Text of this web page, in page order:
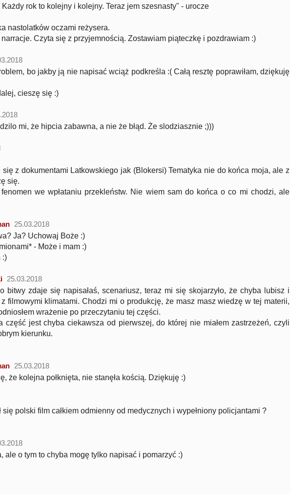
Każdy rok to kolejny i kolejny. Teraz jem szesnasty" - urocze
nastolatków oczami reżysera.
narracje. Czyta się z przyjemnością. Zostawiam piąteczkę i pozdrawiam :)
bo jakby ją nie napisać wciąż podkreśla :( Całą resztę poprawiłam, dziękuję
cieszę się :)
mi, że hipcia zabawna, a nie że błąd. Że slodziasznie ;)))
się z dokumentami Latkowskiego jak (Blokersi) Tematyka nie do końca moja, ale z
się.
we wpłataniu przekleństw. Nie wiem sam do końca o co mi chodzi, ale
25.03.2018
Ja? Uchowaj Boże :)
- Może i mam :)
:)
25.03.2018
bitwy zdaje się napisałaś, scenariusz, teraz mi się skojarzyło, że chyba lubisz i
filmowymi klimatami. Chodzi mi o produkcję, że masz masz wiedzę w tej materii,
wrażenie po przeczytaniu tej części.
część jest chyba ciekawsza od pierwszej, do której nie miałem zastrzeżeń, czyli
kierunku.
25.03.2018
że kolejna połknięta, nie stanęła kością. Dziękuję :)
się polski film całkiem odmienny od medycznych i wypełniony policjantami ?
ale o tym to chyba mogę tylko napisać i pomarzyć :)